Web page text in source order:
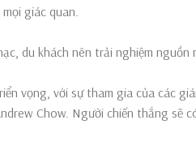
giác quan.
du khách nên trải nghiệm
vọng, với sự tham gia của các
Chow. Người chiến thắng sẽ